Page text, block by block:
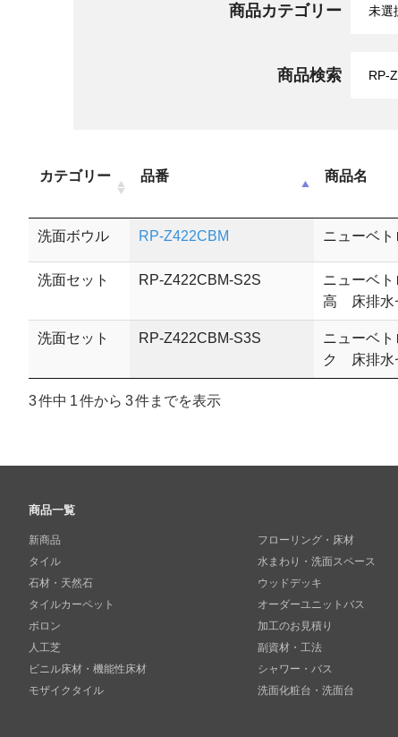
商品カテゴリー
商品検索
カテゴリー 品番 商品名
洗面ボウル RP-Z422CBM ニューベト
洗面セット RP-Z422CBM-S2S
ニューベ
高 床排水
洗面セット RP-Z422CBM-S3S
ニューベ
ク 床排水
3 件中 1 件から 3 件までを表示
商品一覧
新商品
タイル
石材・天然石
タイルカーペット
ボロン
人工芝
ビニル床材・機能性床材
モザイクタイル
フローリング・床材
水まわり・洗面スペース
ウッドデッキ
オーダーユニットバス
加工のお見積り
副資材・工法
シャワー・バス
洗面化粧台・洗面台